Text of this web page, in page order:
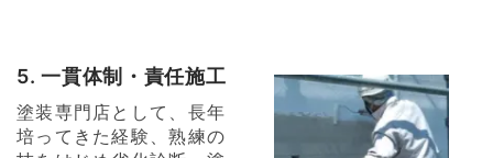
5. 一貫体制・責任施工
塗装専門店として、長年
培ってきた経験、熟練の